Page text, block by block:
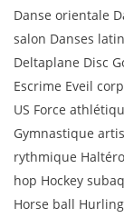
Danse orientale
salon Danses
Deltaplane Disc
Escrime Eveil
US Force
Gymnastique
rythmique
hop Hockey
Horse ball